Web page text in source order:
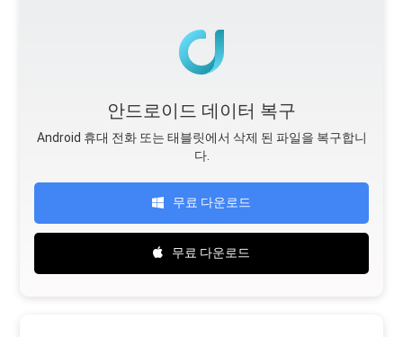
안드로이드 데이터 복구
Android 휴대 전화 또는 태블릿에서 삭제 된 파일을 복구합니
다.
무료 다운로드
무료 다운로드